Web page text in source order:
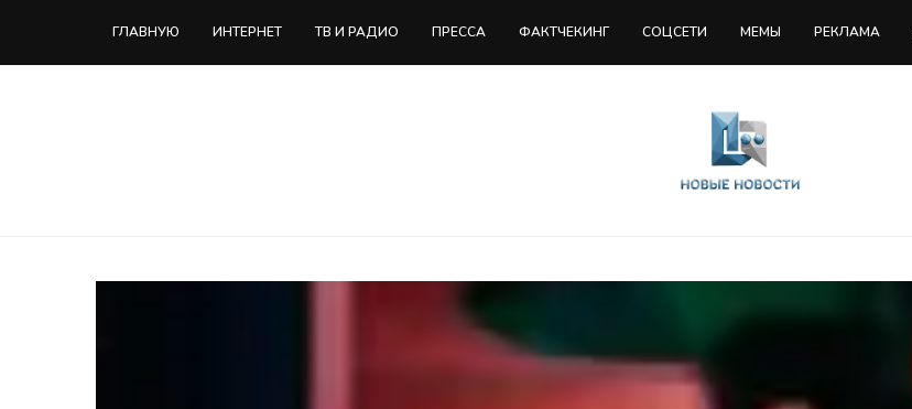
ГЛАВНУЮ ИНТЕРНЕТ ТВ И РАДИО ПРЕССА ФАКТЧЕКИНГ COЦСЕТИ МЕМЫ РЕКЛАМА